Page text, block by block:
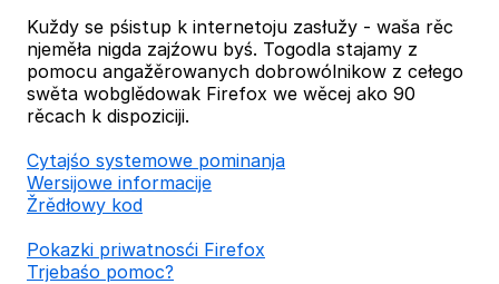
Kuždy se pśistup k internetoju zasłužy - waša rěc
njeměła nigda zajźowu byś. Togodla stajamy z
pomocu angažěrowanych dobrowólnikow z cełego
swěta wobglědowak Firefox we wěcej ako 90
rěcach k dispoziciji.
Cytajśo systemowe pominanja
Wersijowe informacije
Žrědłowy kod
Pokazki priwatnosći Firefox
Trjebaśo pomoc?